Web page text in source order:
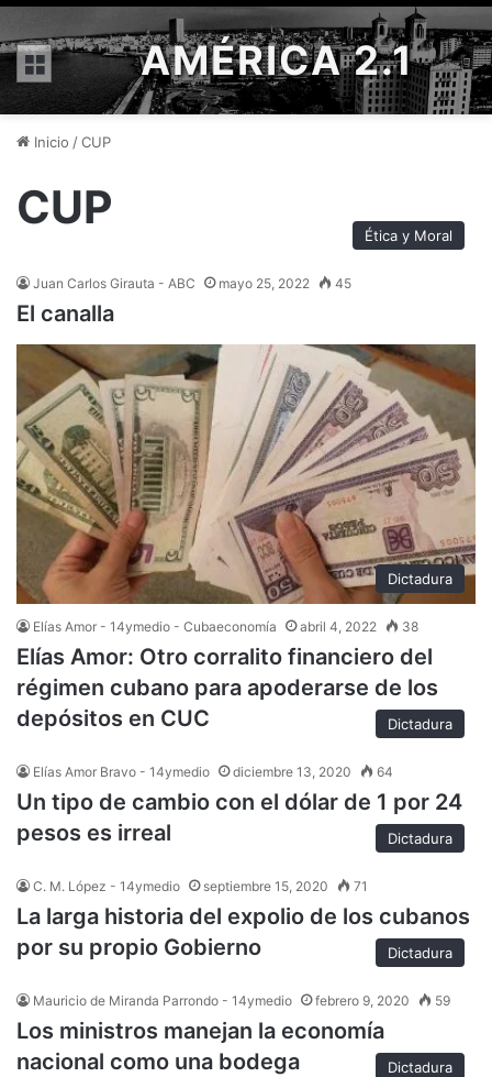
Menú AMÉRICA 2.1
Inicio /CUP
CUP
Ética y Moral
Juan Carlos Girauta - ABC mayo 25, 2022 45
El canalla
Dictadura
Elías Amor - 14ymedio - Cubaeconomía abril 4, 2022 38
Elías Amor: Otro corralito financiero del
régimen cubano para apoderarse de los
depósitos en CUC
Dictadura
Elías Amor Bravo - 14ymedio diciembre 13, 2020 64
Un tipo de cambio con el dólar de 1 por 24
pesos es irreal
Dictadura
C. M. López - 14ymedio septiembre 15, 2020 71
La larga historia del expolio de los cubanos
por su propio Gobierno
Dictadura
Mauricio de Miranda Parrondo - 14ymedio febrero 9, 2020 59
Los ministros manejan la economía
nacional como una bodega
Dictadura